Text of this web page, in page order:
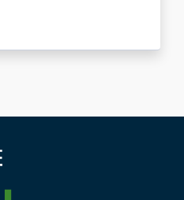
E ARSIAL PORTANO